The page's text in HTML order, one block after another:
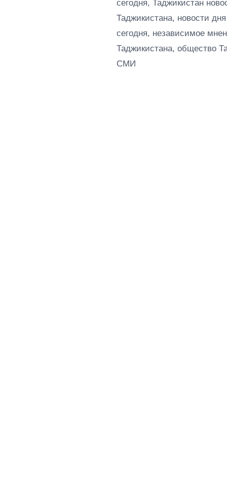
сегодня, Таджикистан
Таджикистана, новости
сегодня, независимое
Таджикистана, общество
СМИ